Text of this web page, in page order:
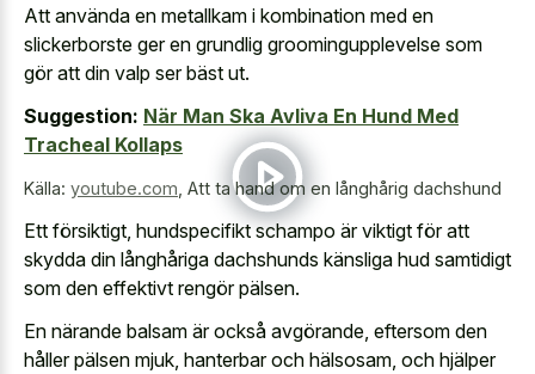
Att använda en metallkam i kombination med en
slickerborste ger en grundlig groomingupplevelse som
gör att din valp ser bäst ut.
Suggestion: När Man Ska Avliva En Hund Med
Tracheal Kollaps
Källa: youtube.com Att ta hand om en långhårig dachshund
Ett försiktigt, hundspecifikt schampo är viktigt för att
skydda din långhåriga dachshunds känsliga hud samtidigt
som den effektivt rengör pälsen.
En närande balsam är också avgörande, eftersom den
håller pälsen mjuk, hanterbar och hälsosam, och hjälper